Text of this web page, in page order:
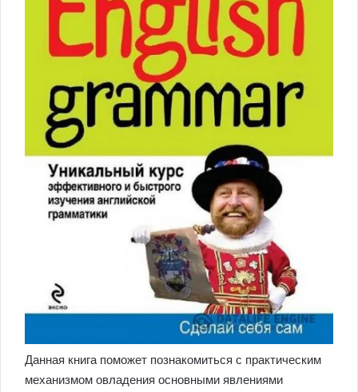
Данная книга поможет познакомиться с практическим
механизмом овладения основными явлениями